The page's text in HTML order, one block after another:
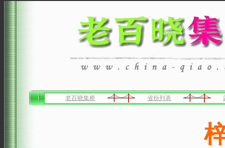
老百晓集桥 省份列表